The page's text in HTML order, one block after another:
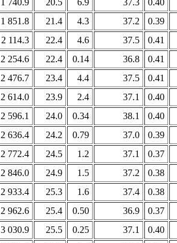
1 740.9 20.5 6.9 37.3
0.40
1 851.8 21.4 4.3 37.2
0.39
2 114.3 22.4 4.6 37.5
0.41
2 254.6 22.4 0.14 36.8
0.41
2 476.7 23.4 4.4 37.5
0.41
2 614.0 23.9 2.4 37.1
0.40
2 596.1 24.0 0.34 38.1
0.40
2 636.4 24.2 0.79 37.0
0.39
2 772.4 24.5 1.2 37.1
0.37
2 846.0 24.9 1.5 37.2
0.38
2 933.4 25.3 1.6 37.4
0.38
2 962.6 25.4 0.50 36.9
0.37
3 030.9 25.5 0.25 37.1
0.40